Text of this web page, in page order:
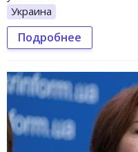
Украина
Подробнее